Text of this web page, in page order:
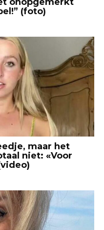
(foto)
maar het
niet: «Voor